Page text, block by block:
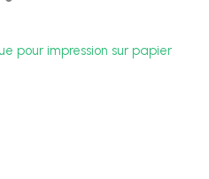
pour impression sur papier